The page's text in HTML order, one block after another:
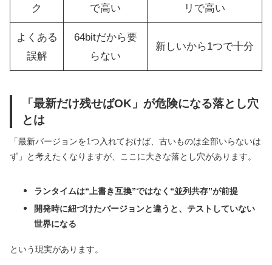
ク
で高い
リで高い
よくある
誤解
64bitだから要
らない
新しいから1つで十分
「最新だけ残せばOK」が危険になる落とし穴
とは
「最新バージョンを1つ入れておけば、古いものは全部いらないは
ず」と考えたくなりますが、ここに大きな落とし穴があります。
ランタイムは“上書き互換”ではなく“並列共存”が前提
開発時に紐づけたバージョンと違うと、テストしていない
世界になる
という現実があります。